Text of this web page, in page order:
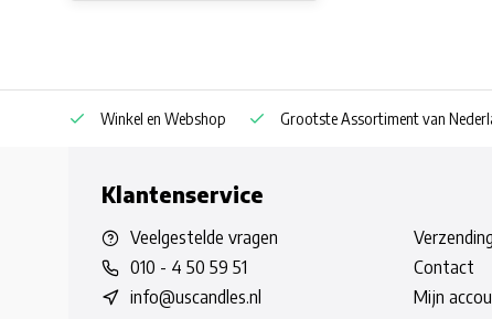
Winkel en Webshop Grootste Assortiment van
Klantenservice
Veelgestelde vragen
010 - 4 50 59 51
info@uscandles.nl
Verzending
Contact
Mijn